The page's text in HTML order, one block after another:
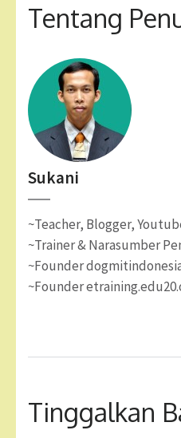
Tentang
Sukani
~Teacher, Blogger,
~Trainer & Narasumber
~Founder
~Founder
Tinggalkan